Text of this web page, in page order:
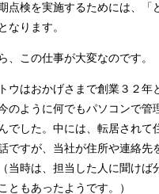
点検を実施するためには、
なります。
、この仕事が大変なのです。
ウはおかげさまで創業３２
のように何でもパソコンで管
でした。中には、転居され
ですが、当社が住所や連絡
当時は、担当した人に聞け
ともあったようです。）